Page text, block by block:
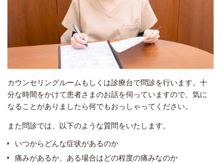
カウンセリングルームもしくは診療台で問診を行います。十
分な時間をかけて患者さまのお話を伺っていますので、気に
なることがありましたら何でもおっしゃってください。
また問診では、以下のような質問をいたします。
いつからどんな症状があるのか
痛みがあるか、ある場合はどの程度の痛みなのか